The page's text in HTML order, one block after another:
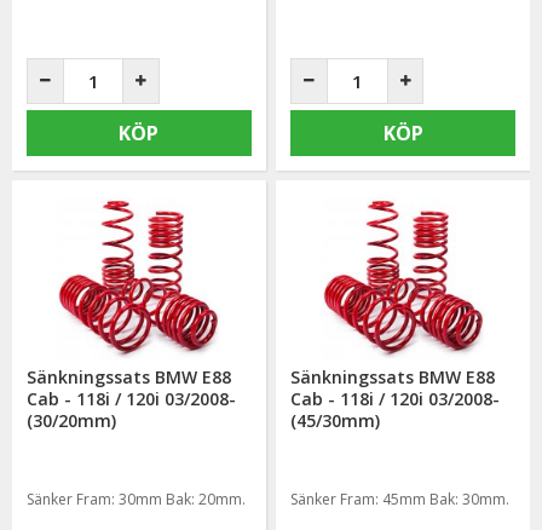
KÖP KÖP
Sänkningssats BMW E88
Cab - 118i / 120i 03/2008-
(30/20mm)
Sänker Fram: 30mm Bak: 20mm.
Sänkningssats BMW E88
Cab - 118i / 120i 03/2008-
(45/30mm)
Sänker Fram: 45mm Bak: 30mm.